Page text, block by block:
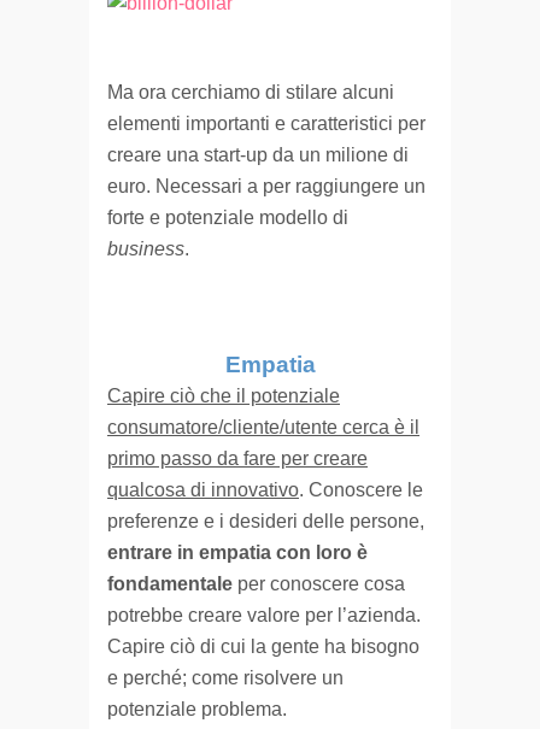
Ma ora cerchiamo di stilare alcuni
elementi importanti e caratteristici per
creare una start-up da un milione di
euro. Necessari a per raggiungere un
forte e potenziale modello di
business.
Empatia
Capire ciò che il potenziale
consumatore/cliente/utente cerca è il
primo passo da fare per creare
qualcosa di innovativo. Conoscere le
preferenze e i desideri delle persone,
entrare in empatia con loro è
fondamentale per conoscere cosa
potrebbe creare valore per l’azienda.
Capire ciò di cui la gente ha bisogno
e perché; come risolvere un
potenziale problema.